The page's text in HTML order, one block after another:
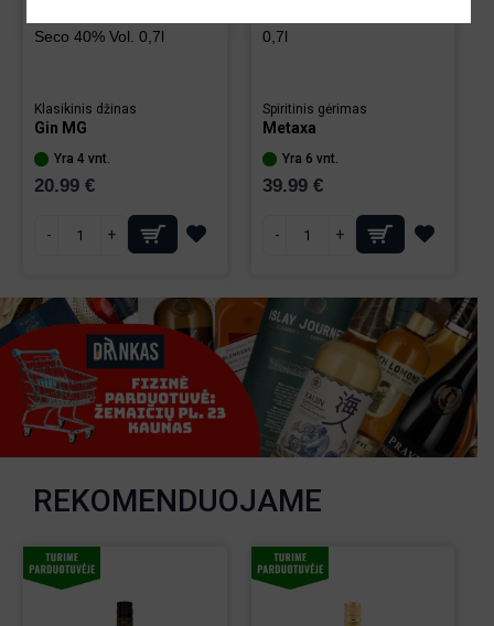
Seco 40% Vol. 0,7l
Klasikinis džinas
Gin MG
Yra 4 vnt.
20.99 €
- +
0,7l
Spiritinis gėrimas
Metaxa
Yra 6 vnt.
39.99 €
- +
REKOMENDUOJAME